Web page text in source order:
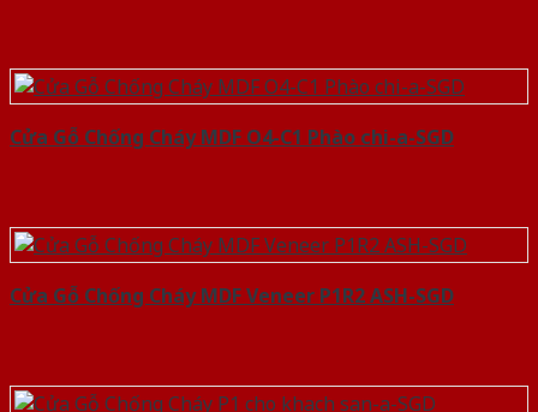
Cửa Gỗ Chống Cháy MDF O4-C1 Phào chi-a-SGD
Cửa Gỗ Chống Cháy MDF Veneer P1R2 ASH-SGD